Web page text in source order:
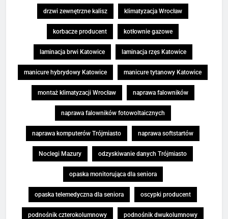
drzwi zewnętrzne kalisz klimatyzacja Wrocław
korbacze producent kotłownie gazowe
laminacja brwi Katowice laminacja rzęs Katowice
manicure hybrydowy Katowice manicure tytanowy Katowice
montaż klimatyzacji Wrocław naprawa falowników
naprawa falowników fotowoltaicznych
naprawa komputerów Trójmiasto naprawa softstartów
Noclegi Mazury odzyskiwanie danych Trójmiasto
opaska monitorująca dla seniora
opaska telemedyczna dla seniora oscypki producent
podnośnik czterokolumnowy podnośnik dwukolumnowy